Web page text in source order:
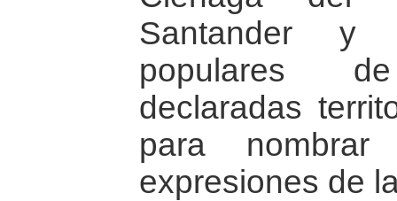
Santander y
populares de
declaradas
para
expresiones de